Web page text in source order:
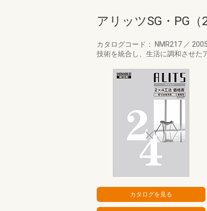
アリッツSG・PG
カタログコード： NMR217 ／
技術を統合し、生活に調和させた